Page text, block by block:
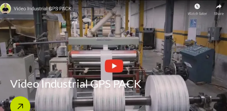
Video Industrial GPS PACK